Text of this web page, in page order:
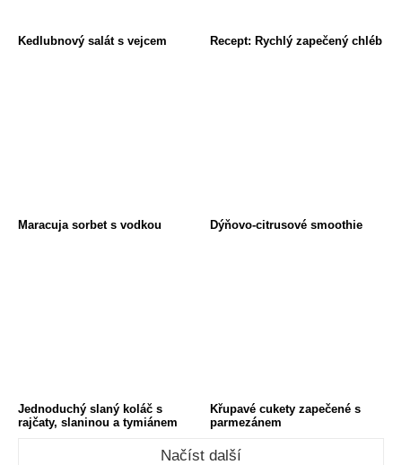
Kedlubnový salát s vejcem Recept: Rychlý zapečený chléb
Maracuja sorbet s vodkou Dýňovo-citrusové smoothie
Jednoduchý slaný koláč s
rajčaty, slaninou a tymiánem
Křupavé cukety zapečené s
parmezánem
Načíst další